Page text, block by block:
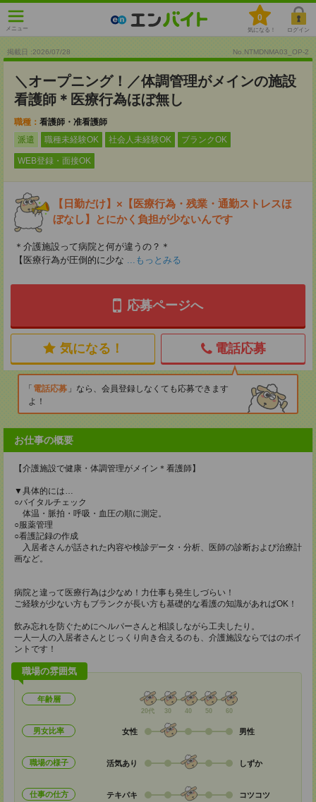
メニュー
0
気になる！ ログイン
掲載日 :2026/07/28 No.NTMDNMA03_OP-2
＼オープニング！／体調管理がメインの施設
看護師＊医療行為ほぼ無し
職種： 看護師・准看護師
派遣
職種未経験OK 社会人未経験OK ブランクOK
WEB登録・面接OK
【日勤だけ】×【医療行為・残業・通勤ストレスほ
ぼなし】とにかく負担が少ないんです
＊介護施設って病院と何が違うの？＊
【医療行為が圧倒的に少な ...もっとみる
応募ページへ
気になる！ 電話応募
電話応募
なら、会員登録しなくても応募できます
よ！
お仕事の概要
【介護施設で健康・体調管理がメイン＊看護師】
▼具体的には…
○バイタルチェック
体温・脈拍・呼吸・血圧の順に測定。
○服薬管理
○看護記録の作成
入居者さんが話された内容や検診データ・分析、医師の診断および治療計
画など。
病院と違って医療行為は少なめ！力仕事も発生しづらい！
ご経験が少ない方もブランクが長い方も基礎的な看護の知識があればOK！
飲み忘れを防ぐためにヘルパーさんと相談しながら工夫したり。
一人一人の入居者さんとじっくり向き合えるのも、介護施設ならではのポイ
ントです！
職場の雰囲気
年齢層
20代 30 40 50 60
男女比率 女性 男性
職場の様子 活気あり しずか
仕事の仕方 テキパキ コツコツ